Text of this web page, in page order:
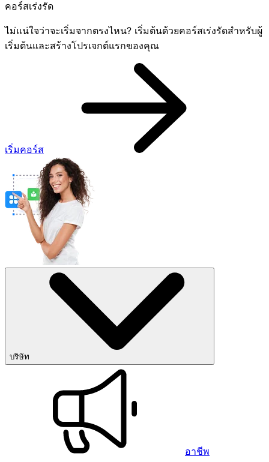
คอร์สเร่งรัด
ไม่แน่ใจว่าจะเริ่มจากตรงไหน? เริ่มต้นด้วยคอร์สเร่งรัดสำหรับผู้
เริ่มต้นและสร้างโปรเจกต์แรกของคุณ
เริ่มคอร์ส
บริษัท
อาชีพ